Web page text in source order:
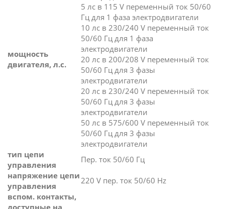
мощность
двигателя, л.с.
5 лс в 115 V переменный ток 50/60
Гц для 1 фаза электродвигатели
10 лс в 230/240 V переменный ток
50/60 Гц для 1 фаза
электродвигатели
20 лс в 200/208 V переменный ток
50/60 Гц для 3 фазы
электродвигатели
20 лс в 230/240 V переменный ток
50/60 Гц для 3 фазы
электродвигатели
50 лс в 575/600 V переменный ток
50/60 Гц для 3 фазы
электродвигатели
тип цепи
управления
Пер. ток 50/60 Гц
напряжение цепи
управления
220 V пер. ток 50/60 Hz
вспом. контакты,
доступные на